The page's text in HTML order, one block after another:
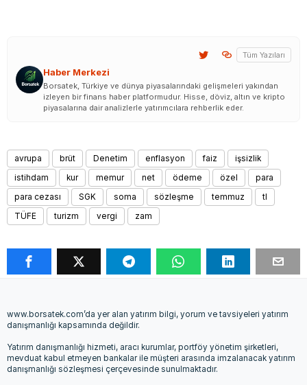
Haber Merkezi
Tüm Yazıları
Borsatek, Türkiye ve dünya piyasalarındaki gelişmeleri yakından
izleyen bir finans haber platformudur. Hisse, döviz, altın ve kripto
piyasalarına dair analizlerle yatırımcılara rehberlik eder.
avrupa brüt Denetim enflasyon faiz
işsizlik
istihdam
kur memur net ödeme özel
para
para cezası
SGK soma sözleşme temmuz
tl
TÜFE
turizm vergi zam
www.borsatek.com’da yer alan yatırım bilgi, yorum ve tavsiyeleri yatırım
danışmanlığı kapsamında değildir.
Yatırım danışmanlığı hizmeti, aracı kurumlar, portföy yönetim şirketleri,
mevduat kabul etmeyen bankalar ile müşteri arasında imzalanacak yatırım
danışmanlığı sözleşmesi çerçevesinde sunulmaktadır.